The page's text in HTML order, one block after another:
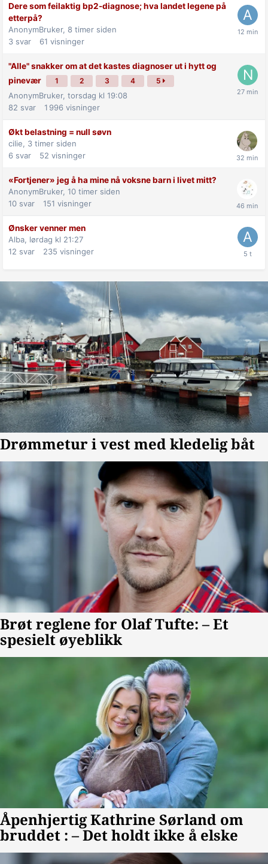
Dere som feilaktig bp2-diagnose; hva landet legene på
etterpå?
AnonymBruker, 8 timer siden
3 svar 61 visninger
"Alle" snakker om at det kastes diagnoser ut i hytt og
pinevær
1 2 3 4 5
AnonymBruker, torsdag kl 19:08
82 svar 1 996 visninger
Økt belastning = null søvn
cilie, 3 timer siden
6 svar 52 visninger
«Fortjener» jeg å ha mine nå voksne barn i livet mitt?
AnonymBruker, 10 timer siden
10 svar 151 visninger
Ønsker venner men
Alba, lørdag kl 21:27
12 svar 235 visninger